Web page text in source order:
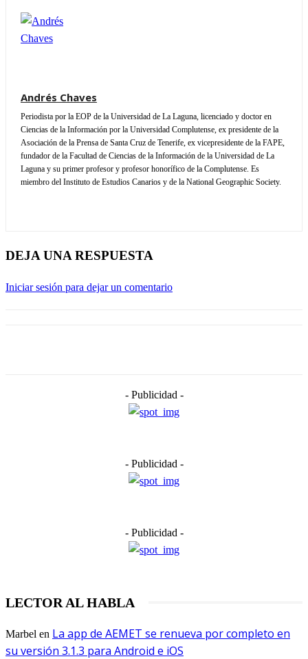
Andrés Chaves
Periodista por la EOP de la Universidad de La Laguna, licenciado y doctor en
Ciencias de la Información por la Universidad Complutense, ex presidente de la
Asociación de la Prensa de Santa Cruz de Tenerife, ex vicepresidente de la FAPE,
fundador de la Facultad de Ciencias de la Información de la Universidad de La
Laguna y su primer profesor y profesor honorífico de la Complutense. Es
miembro del Instituto de Estudios Canarios y de la National Geographic Society.
DEJA UNA RESPUESTA
Iniciar sesión para dejar un comentario
- Publicidad -
- Publicidad -
- Publicidad -
LECTOR AL HABLA
Marbel en La app de AEMET se renueva por completo en
su versión 3.1.3 para Android e iOS